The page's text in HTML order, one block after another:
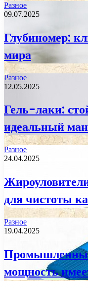
Разное
09.07.2025
Глубиномер:
мира
Разное
12.05.2025
Гель-лаки:
идеальный
Разное
24.04.2025
для чистоты
Разное
19.04.2025
мощность